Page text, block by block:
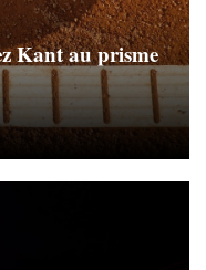
Kant au prisme